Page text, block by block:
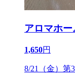
アロマホ
1,650円
8/21（金）第